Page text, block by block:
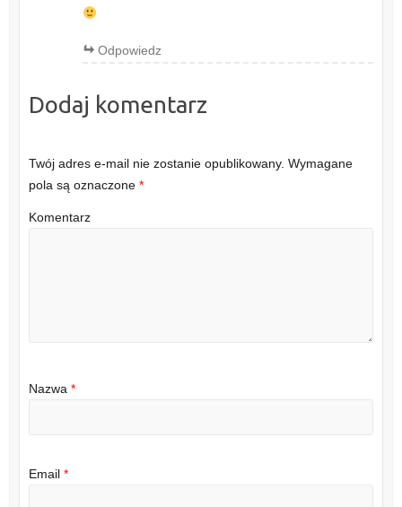
Odpowiedz
Dodaj komentarz
Twój adres e-mail nie zostanie opublikowany. Wymagane
pola są oznaczone *
Komentarz
Nazwa *
Email *